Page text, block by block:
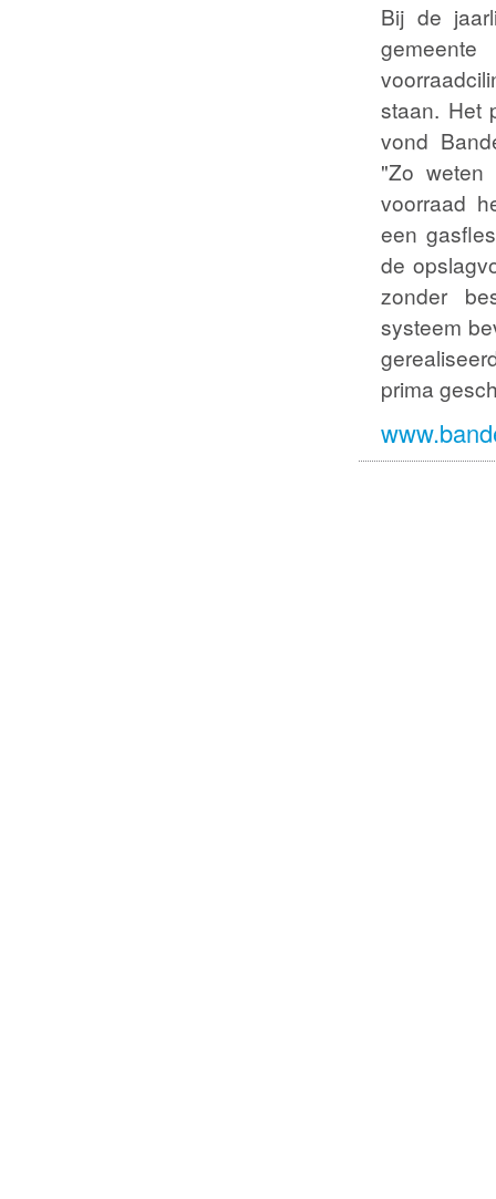
Bij de
staan. Het
vond
"Zo
voorraad
een
de
zonder
systeem
prima